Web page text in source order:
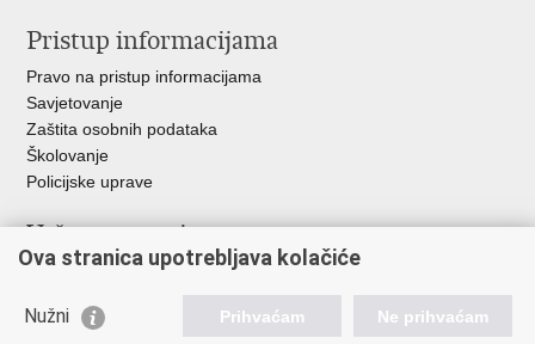
Pristup informacijama
Pravo na pristup informacijama
Savjetovanje
Zaštita osobnih podataka
Školovanje
Policijske uprave
Važne poveznice
Ministarstvo unutarnjih poslova
Muzej policije
Ova stranica upotrebljava kolačiće
Nužni Prihvaćam Ne prihvaćam